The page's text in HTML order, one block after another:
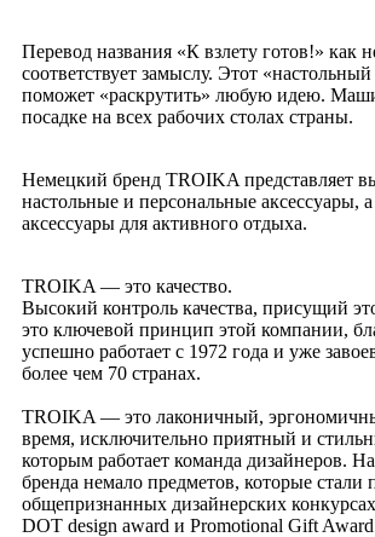
Перевод названия «К взлету готов!» как
соответствует замыслу. Этот «настольный
поможет «раскрутить» любую идею.
посадке на всех рабочих столах страны.
Немецкий бренд TROIKA представляет
настольные и персональные аксессуары,
аксессуары для активного отдыха.
TROIKA — это качество.
Высокий контроль качества, присущий
это ключевой принцип этой компании,
успешно работает с 1972 года и уже
более чем 70 странах.
TROIKA — это лаконичный,
время, исключительно приятный и
которым работает команда дизайнеров. На
бренда немало предметов, которые стали
общепризнанных дизайнерских
DOT design award и Promotional Gift